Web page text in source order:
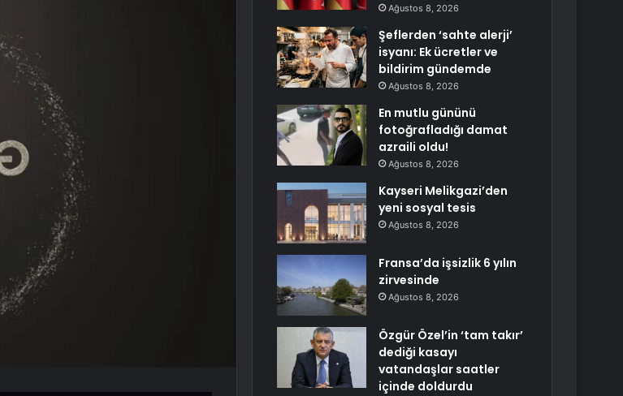
Ağustos 8, 2026
Şeflerden ‘sahte alerji’
isyanı: Ek ücretler ve
bildirim gündemde
Ağustos 8, 2026
En mutlu gününü
fotoğrafladığı damat
azraili oldu!
Ağustos 8, 2026
Kayseri Melikgazi’den
yeni sosyal tesis
Ağustos 8, 2026
Fransa’da işsizlik 6 yılın
zirvesinde
Ağustos 8, 2026
Özgür Özel’in ‘tam takır’
dediği kasayı
vatandaşlar saatler
içinde doldurdu